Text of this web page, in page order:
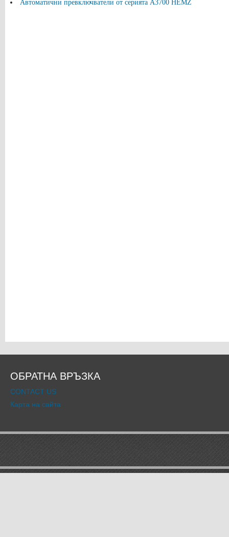
Автоматични превключватели от серията A3700 HEMZ
ОБРАТНА ВРЪЗКА
CONTACT US
Карта на сайта